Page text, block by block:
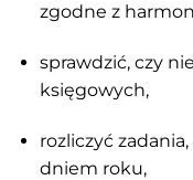
zgodne z
sprawdzić, czy
księgowych,
rozliczyć
dniem roku,